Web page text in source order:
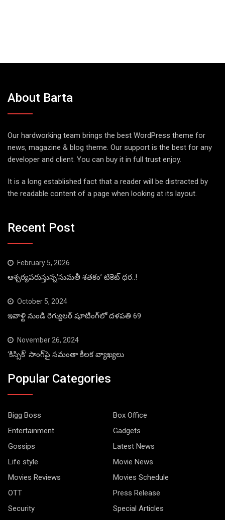
About Barta
Our hardworking team brings the best WordPress theme for
news, magazine & blog theme. Our support is the best for any
developer and client. You can buy it in full trust enjoy.
It is a long established fact that a reader will be distracted by
the readable content of a page when looking at its layout.
Recent Post
February 5, 2026
ఆశ్చర్యపరుస్తున్న’సుమతీ శతకం’ టికెట్ ధర..!
October 5, 2024
ఇవాళ్టి నుండి రెగ్యులర్ షూటింగ్‌లో దళపతి 69
November 26, 2024
‘కిస్సిక్’ సాంగ్‌పై సమంతా కీలక వ్యాఖ్యలు
Popular Categories
Bigg Boss
Box Office
Entertainment
Gadgets
Gossips
Latest News
Life style
Movie News
Movies Reviews
Movies Schedule
OTT
Press Release
Security
Special Articles